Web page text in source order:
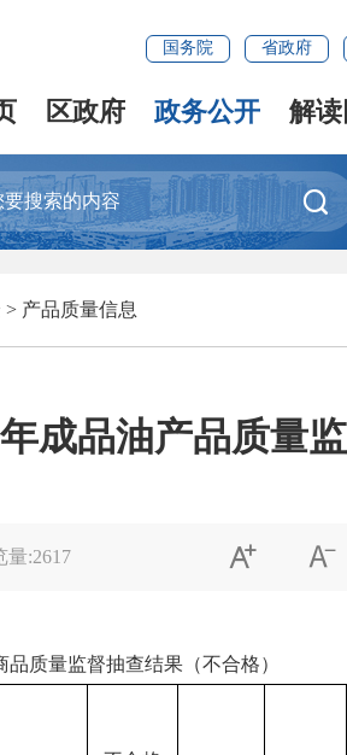
国务院 省政府
区政府 政务公开 解

> 产品质量信息
成品油产品质量
量:2617  
品质量监督抽查结果（不合格）